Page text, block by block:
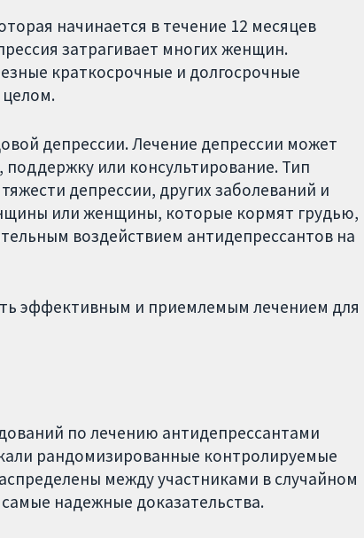
начинается в течение 12 месяцев
затрагивает многих женщин.
краткосрочные и долгосрочные
целом.
депрессии. Лечение депрессии может
или консультирование. Тип
депрессии, других заболеваний и
или женщины, которые кормят грудью,
воздействием антидепрессантов на
эффективным и приемлемым лечением для
по лечению антидепрессантами
рандомизированные контролируемые
между участниками в случайном
надежные доказательства.